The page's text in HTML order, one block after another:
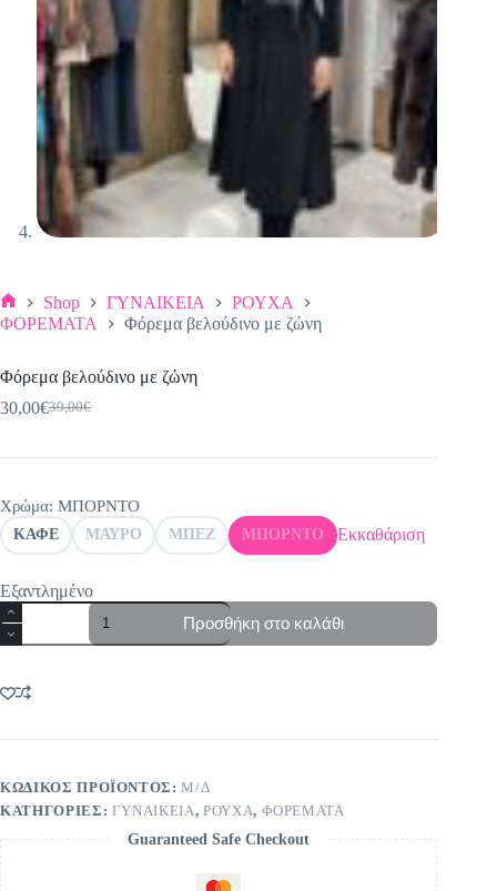
Αρχική
Shop ΓΥΝΑΙΚΕΙΑ
ΡΟΥΧΑ
ΦΟΡΕΜΑΤΑ
Φόρεμα βελούδινο με ζώνη
Φόρεμα βελούδινο με ζώνη
39,00€
Original
was:
30,00€Η
τιμή
Χρώμα: ΜΠΟΡΝΤΟ
ΚΑΦΕ ΜΑΥΡΟ ΜΠΕΖ ΜΠΟΡΝΤΟ Εκκαθάριση
Εξαντλημένο
Φόρεμα
βελούδινο
με
ποσότητα
Προσθήκη στο καλάθι
ΚΩΔΙΚΌΣ ΠΡΟΪΌΝΤΟΣ:Μ/Δ
ΚΑΤΗΓΟΡΊΕΣ: ΓΥΝΑΙΚΕΙΑ, ΡΟΥΧΑ, ΦΟΡΕΜΑΤΑ
Guaranteed Safe Checkout